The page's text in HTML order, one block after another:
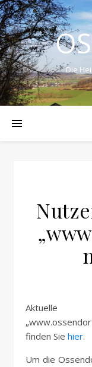
Die
Aktuelle Nutzungsstatistiken von
finden Sie hier.
Um die